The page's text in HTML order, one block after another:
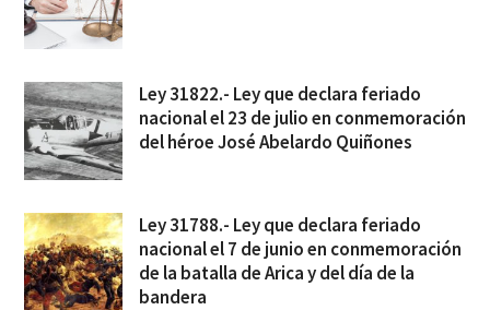
Ley 31822.- Ley que declara feriado
nacional el 23 de julio en conmemoración
del héroe José Abelardo Quiñones
Ley 31788.- Ley que declara feriado
nacional el 7 de junio en conmemoración
de la batalla de Arica y del día de la
bandera